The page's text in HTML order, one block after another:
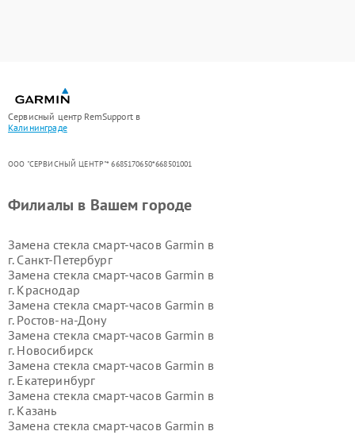
Сервисный центр RemSupport в
Калининграде
ООО "СЕРВИСНЫЙ ЦЕНТР"* 6685170650*668501001
Филиалы в Вашем городе
Замена стекла смарт-часов Garmin в
г. Санкт-Петербург
Замена стекла смарт-часов Garmin в
г. Краснодар
Замена стекла смарт-часов Garmin в
г. Ростов-на-Дону
Замена стекла смарт-часов Garmin в
г. Новосибирск
Замена стекла смарт-часов Garmin в
г. Екатеринбург
Замена стекла смарт-часов Garmin в
г. Казань
Замена стекла смарт-часов Garmin в